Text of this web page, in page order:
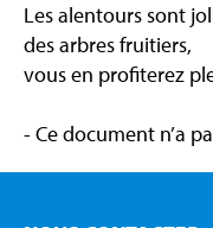
Les alentours sont
des arbres fruitiers,
vous en profiterez
- Ce document n’a